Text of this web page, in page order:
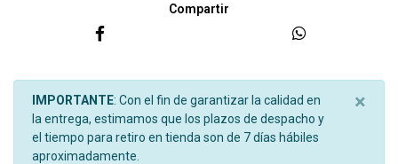
Compartir
IMPORTANTE: Con el fin de garantizar la calidad en
la entrega, estimamos que los plazos de despacho y
el tiempo para retiro en tienda son de 7 días hábiles
aproximadamente.
×